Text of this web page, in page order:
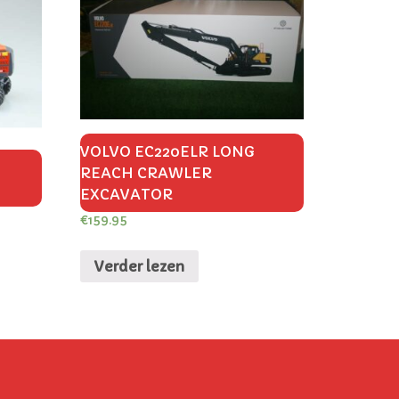
VOLVO EC220ELR LONG
REACH CRAWLER
EXCAVATOR
€159.95
Verder lezen